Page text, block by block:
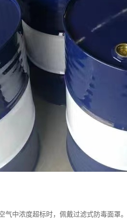
气中浓度超标时，佩戴过滤式防毒面罩。